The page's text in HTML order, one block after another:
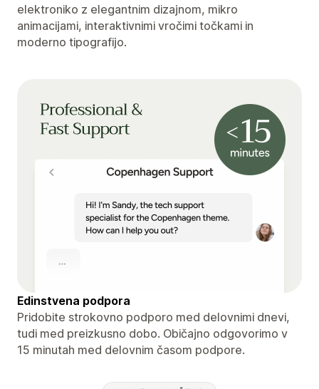
elektroniko z elegantnim dizajnom, mikro
animacijami, interaktivnimi vročimi točkami in
moderno tipografijo.
Edinstvena podpora
Pridobite strokovno podporo med delovnimi dnevi,
tudi med preizkusno dobo. Običajno odgovorimo v
15 minutah med delovnim časom podpore.